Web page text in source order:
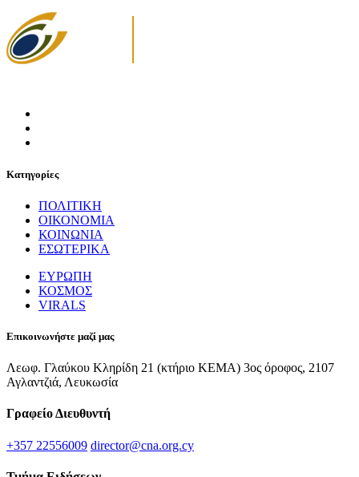
Κατηγορίες
ΠΟΛΙΤΙΚΗ
ΟΙΚΟΝΟΜΙΑ
ΚΟΙΝΩΝΙΑ
ΕΣΩΤΕΡΙΚΑ
ΕΥΡΩΠΗ
ΚΟΣΜΟΣ
VIRALS
Επικοινωνήστε μαζί μας
Λεωφ. Γλαύκου Κληρίδη 21 (κτήριο ΚΕΜΑ) 3ος όροφος, 2107
Αγλαντζιά, Λευκωσία
Γραφείο Διευθυντή
+357 22556009 director@cna.org.cy